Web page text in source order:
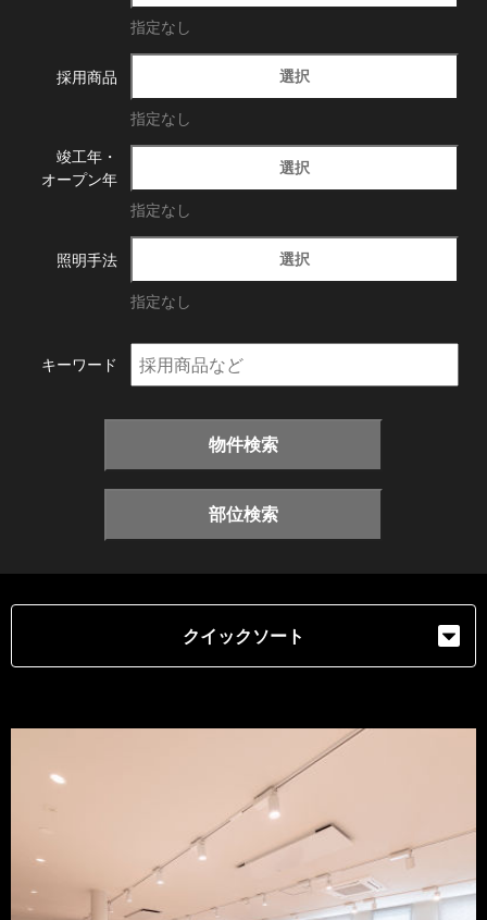
指定なし
採用商品 選択
指定なし
竣工年・
オープン年
選択
指定なし
照明手法 選択
指定なし
キーワード
物件検索
部位検索
クイックソート